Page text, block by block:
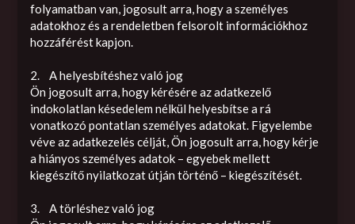
folyamatban van, jogosult arra, hogy a személyes
adatokhoz és a rendeletben felsorolt információkhoz
hozzáférést kapjon.
2. A helyesbítéshez való jog
Ön jogosult arra, hogy kérésére az adatkezelő
indokolatlan késedelem nélkül helyesbítse a rá
vonatkozó pontatlan személyes adatokat. Figyelembe
véve az adatkezelés célját, Ön jogosult arra, hogy kérje
a hiányos személyes adatok – egyebek mellett
kiegészítő nyilatkozat útján történő – kiegészítését.
3. A törléshez való jog